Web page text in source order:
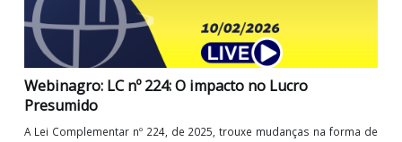
BEF
Diversas pessoas jurídicas receberam notificações
Declaração de Beneficiários Finais ...
23/04/2026 cursos